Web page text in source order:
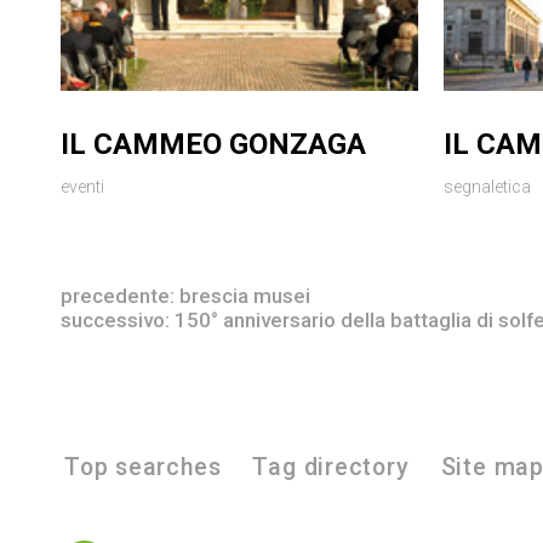
IL CAMMEO GONZAGA
eventi
IL
segnaletica
precedente: brescia musei
successivo: 150° anniversario della battaglia di
Top searches Tag directory Site map